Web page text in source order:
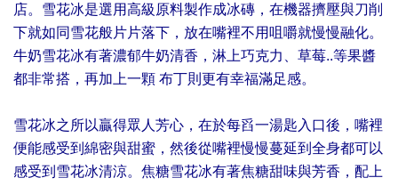
店。雪花冰是選用高級原料製作成冰磚，在機器擠壓與刀削
下就如同雪花般片片落下，放在嘴裡不用咀嚼就慢慢融化。
牛奶雪花冰有著濃郁牛奶清香，淋上巧克力、草莓..等果醬
都非常搭，再加上一顆 布丁則更有幸福滿足感。
雪花冰之所以贏得眾人芳心，在於每舀一湯匙入口後，嘴裡
便能感受到綿密與甜蜜，然後從嘴裡慢慢蔓延到全身都可以
感受到雪花冰清涼。焦糖雪花冰有著焦糖甜味與芳香，配上